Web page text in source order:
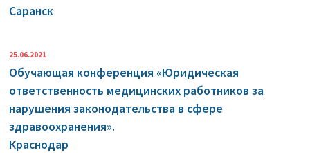
Саранск
25.06.2021
Обучающая конференция «Юридическая
ответственность медицинских работников за
нарушения законодательства в сфере
здравоохранения».
Краснодар